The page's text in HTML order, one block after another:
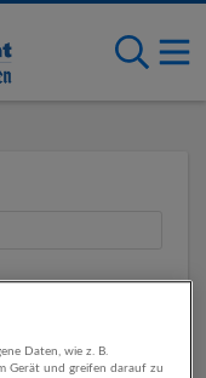
Daten, wie z. B.
Gerät und greifen darauf zu